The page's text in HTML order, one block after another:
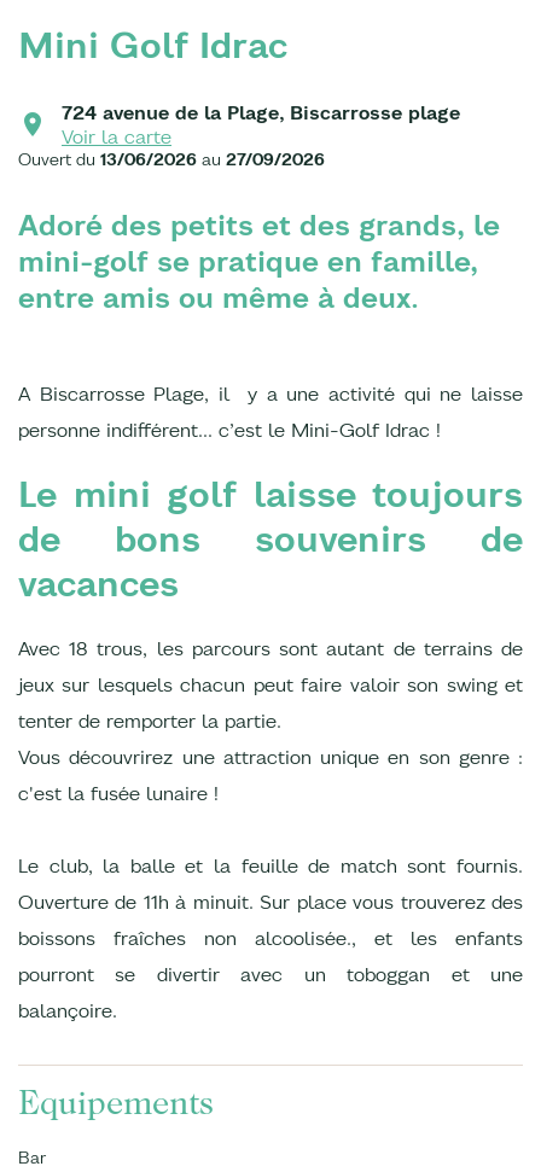
Mini Golf Idrac
724 avenue de la Plage, Biscarrosse plage
Voir la carte
Ouvert du 13/06/2026 au 27/09/2026
Adoré des petits et des grands, le
mini-golf se pratique en famille,
entre amis ou même à deux.
A Biscarrosse Plage, il y a une activité qui ne laisse
personne indifférent… c’est le Mini-Golf Idrac !
Le mini golf laisse toujours
de bons souvenirs de
vacances
Avec 18 trous, les parcours sont autant de terrains de
jeux sur lesquels chacun peut faire valoir son swing et
tenter de remporter la partie.
Vous découvrirez une attraction unique en son genre :
c'est la fusée lunaire !
Le club, la balle et la feuille de match sont fournis.
Ouverture de 11h à minuit. Sur place vous trouverez des
boissons fraîches non alcoolisée., et les enfants
pourront se divertir avec un toboggan et une
balançoire.
Equipements
Bar